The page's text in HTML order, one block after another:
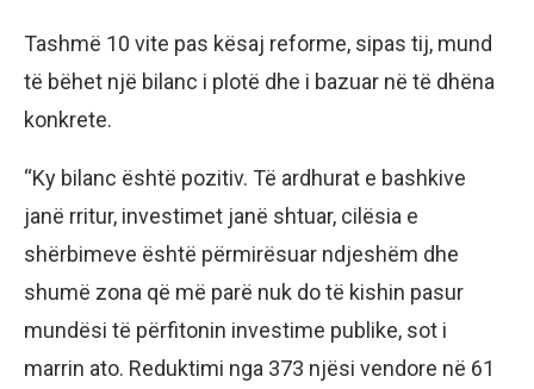
Tashmë 10 vite pas kësaj reforme, sipas tij, mund
të bëhet një bilanc i plotë dhe i bazuar në të dhëna
konkrete.
“Ky bilanc është pozitiv. Të ardhurat e bashkive
janë rritur, investimet janë shtuar, cilësia e
shërbimeve është përmirësuar ndjeshëm dhe
shumë zona që më parë nuk do të kishin pasur
mundësi të përfitonin investime publike, sot i
marrin ato. Reduktimi nga 373 njësi vendore në 61